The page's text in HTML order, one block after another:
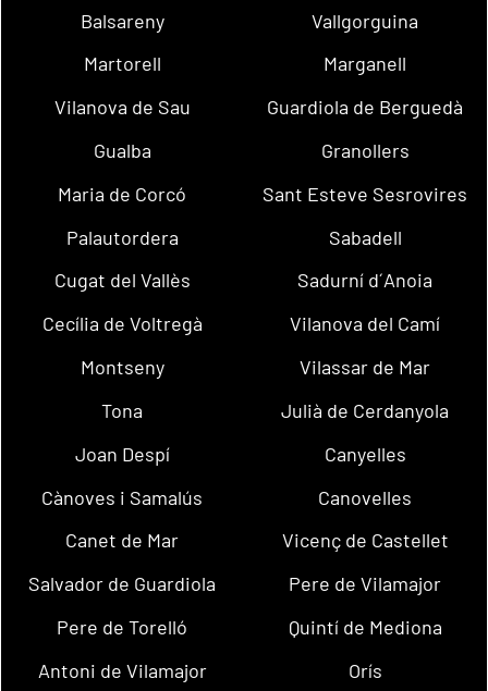
Balsareny
Vallgorguina
Martorell
Marganell
Vilanova de Sau
Guardiola de Berguedà
Gualba
Granollers
Maria de Corcó
Sant Esteve Sesrovires
Palautordera
Sabadell
Cugat del Vallès
Sadurní d´Anoia
Cecília de Voltregà
Vilanova del Camí
Montseny
Vilassar de Mar
Tona
Julià de Cerdanyola
Joan Despí
Canyelles
Cànoves i Samalús
Canovelles
Canet de Mar
Vicenç de Castellet
Salvador de Guardiola
Pere de Vilamajor
Pere de Torelló
Quintí de Mediona
Antoni de Vilamajor
Orís